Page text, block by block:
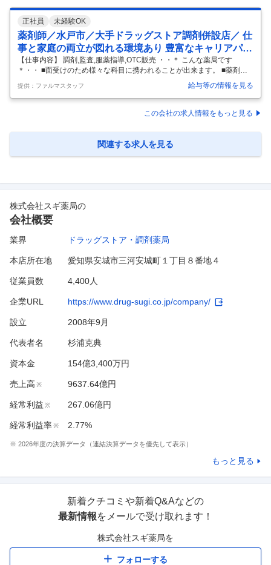
正社員 未経験OK
薬剤師／水戸市／大手ドラッグストア調剤併設店／ 仕
事と家庭の両立が図れる環境あり 豊富なキャリアパス
制度が魅力 ご経験次第で年収600万円も 株式会社カワ
チ薬品／カワチ薬品 赤塚店
【仕事内容】 調剤,監査,服薬指導,OTC販売 ・・＊ こんな薬局です
＊・・ ■面受けのため様々な科目に携われることが出来ます。 ■薬剤師
さんは4名在籍しています。 ※時期や状況等により変動する可能性有
・・＊ 仕事と家庭の両立を支えるサポートあり ＊・・ ■次世代認定マー
ク「くるみん」取得 ■産前産後・育児休暇制度 育児休暇に関しては最長
2歳まで休暇が取得可能であり、取得を推進しています。 ■時間勤務制度
で勤務時間の短縮が可能です。 ■妻の出産休暇 男性社員は妻の出産後か
ら2日間、特別休暇を取得することが可能です。
提供：ファルマスタッフ 給与等の情報を見る
この会社の求人情報をもっと見る
関連する求人を見る
株式会社スギ薬局の
会社概要
業界 ドラッグストア・調剤薬局
本店所在地 愛知県安城市三河安城町１丁目８番地４
従業員数 4,400人
企業URL https://www.drug-sugi.co.jp/company/
設立 2008年9月
代表者名 杉浦克典
資本金 154億3,400万円
売上高 ※ 9637.64億円
経常利益 ※ 267.06億円
経常利益率※ 2.77%
※ 2026年度の決算データ（連結決算データを優先して表示）
もっと見る
新着クチコミや新着Q&Aなどの
最新情報をメールで受け取れます！
株式会社スギ薬局を
フォローする